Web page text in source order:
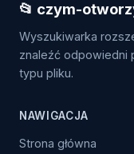
📂 czym-
Wyszukiwarka
znaleźć odpowiedni
typu pliku.
NAWIGACJA
Strona główna